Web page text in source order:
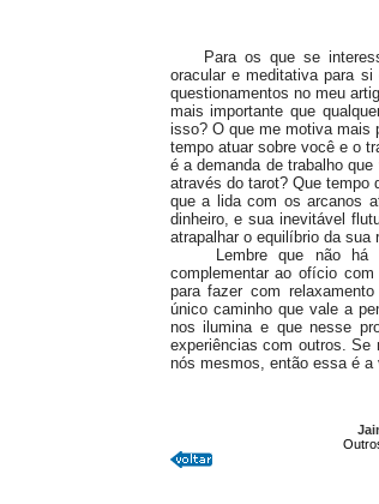
Para os que se
oracular e meditativa para
questionamentos no meu
mais importante que
isso? O que me motiva mais
tempo atuar sobre você e o
é a demanda de trabalho
através do tarot? Que tempo
que a lida com os arcanos
dinheiro, e sua inevitável
atrapalhar o equilíbrio da sua
Lembre que não há
complementar ao ofício
para fazer com
único caminho que vale a
nos ilumina e que nesse
experiências com outros.
nós mesmos, então essa é